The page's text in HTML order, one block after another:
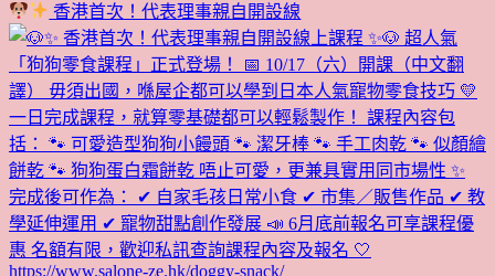
香港首次！代表理事親自開設線